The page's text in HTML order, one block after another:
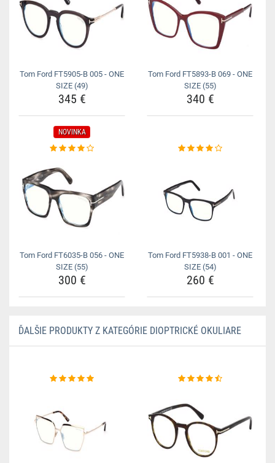
Tom Ford FT5905-B 005 - ONE
SIZE (49)
345 €
Tom Ford FT5893-B 069 - ONE
SIZE (55)
340 €
NOVINKA
Tom Ford FT6035-B 056 - ONE
SIZE (55)
300 €
Tom Ford FT5938-B 001 - ONE
SIZE (54)
260 €
ĎALŠIE PRODUKTY Z KATEGÓRIE DIOPTRICKÉ OKULIARE